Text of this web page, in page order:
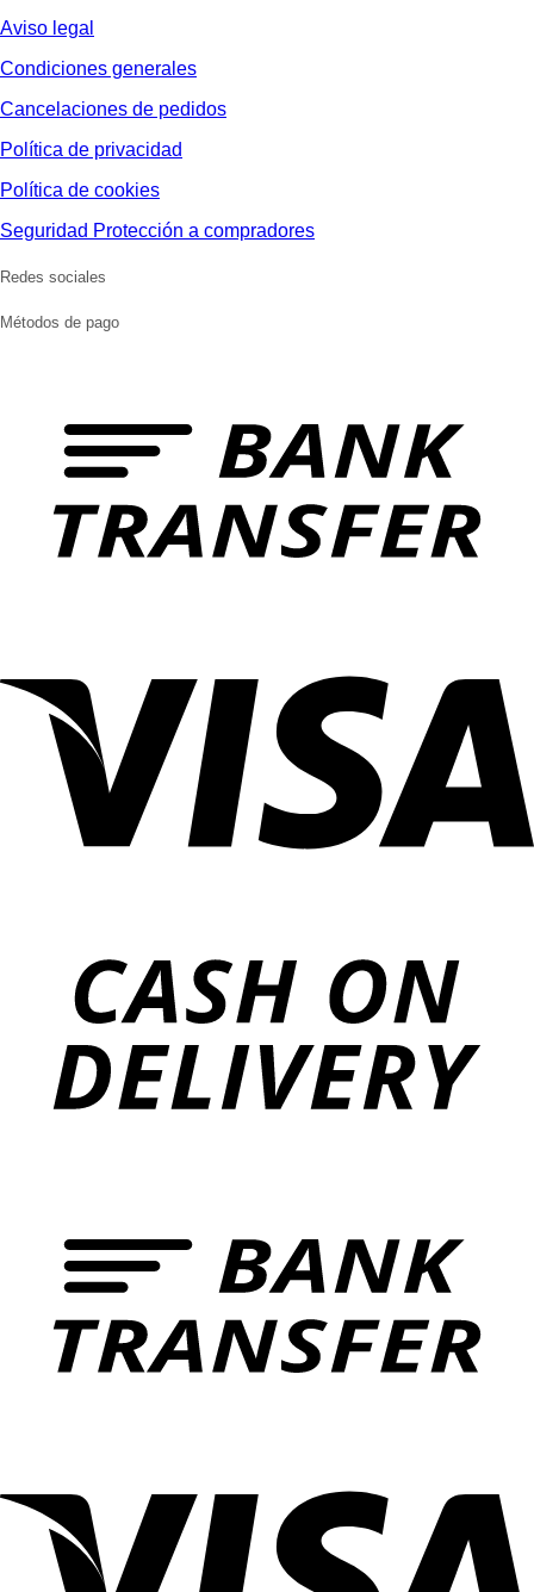
Aviso legal
Condiciones generales
Cancelaciones de pedidos
Política de privacidad
Política de cookies
Seguridad Protección a compradores
Redes sociales
Métodos de pago